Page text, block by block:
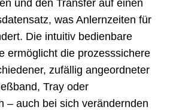
und den Transfer auf einen
was Anlernzeiten für
Die intuitiv bedienbare
ermöglicht die prozesssichere
zufällig angeordneter
Tray oder
– auch bei sich verändernden